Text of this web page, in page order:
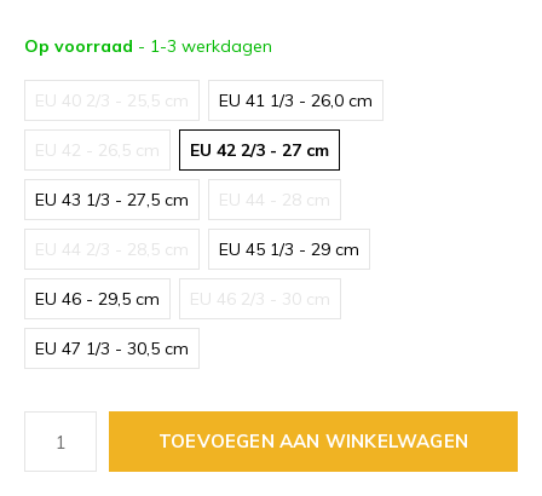
Op voorraad - 1-3 werkdagen
EU 40 2/3 - 25,5 cm EU 41 1/3 - 26,0 cm
EU 42 - 26,5 cm EU 42 2/3 - 27 cm
EU 43 1/3 - 27,5 cm EU 44 - 28 cm
EU 44 2/3 - 28,5 cm EU 45 1/3 - 29 cm
EU 46 - 29,5 cm EU 46 2/3 - 30 cm
EU 47 1/3 - 30,5 cm
TOEVOEGEN AAN WINKELWAGEN